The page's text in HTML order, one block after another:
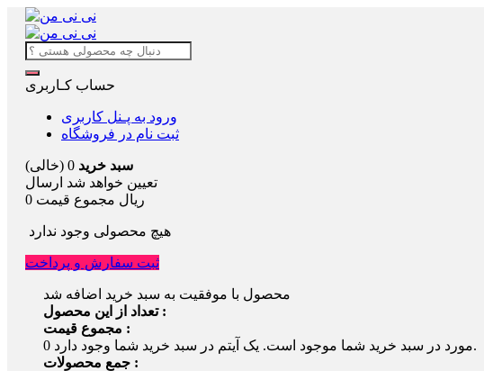
حساب کـاربری
ورود به پـنل کاربری
ثبت نام در فروشگاه
سبد خرید 0 (خالی)
تعیین خواهد شد ارسال
0 ریال مجموع قیمت
هیچ محصولی وجود ندارد
ثبت سفارش و پرداخت
محصول با موفقیت به سبد خرید اضافه شد
تعداد از این محصول :
مجموع قیمت :
0
مورد در سبد خرید شما موجود است.یک آیتم در سبد خرید شما وجود دارد.
جمع محصولات :